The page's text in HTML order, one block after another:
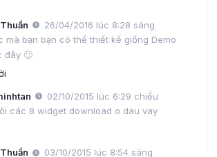
26/04/2016 lúc 8:28 sáng
mà bạn bạn có thể thiết kế giống Demo
đây 🙂
02/10/2015 lúc 6:29 chiều
các 8 widget download o dau vay
03/10/2015 lúc 8:54 sáng